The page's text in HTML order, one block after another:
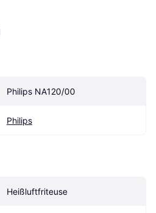
Philips NA120/00
Philips
Heißluftfriteuse